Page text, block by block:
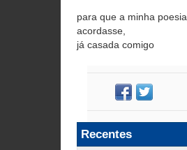
para que a minha poesia,
acordasse,
já casada comigo
Recentes